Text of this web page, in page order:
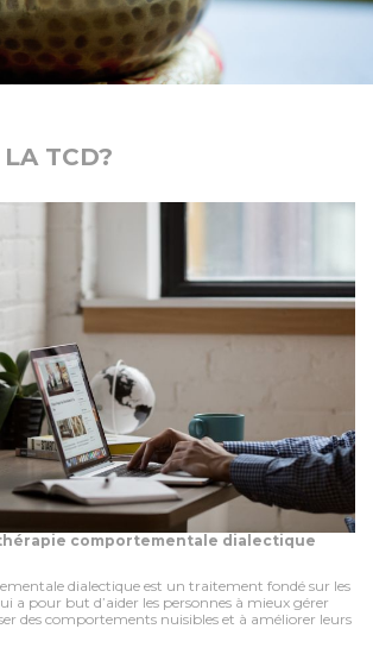
LA TCD?
comportementale dialectique
dialectique est un traitement fondé sur les
a pour but d’aider les personnes à mieux gérer
des comportements nuisibles et à améliorer leurs